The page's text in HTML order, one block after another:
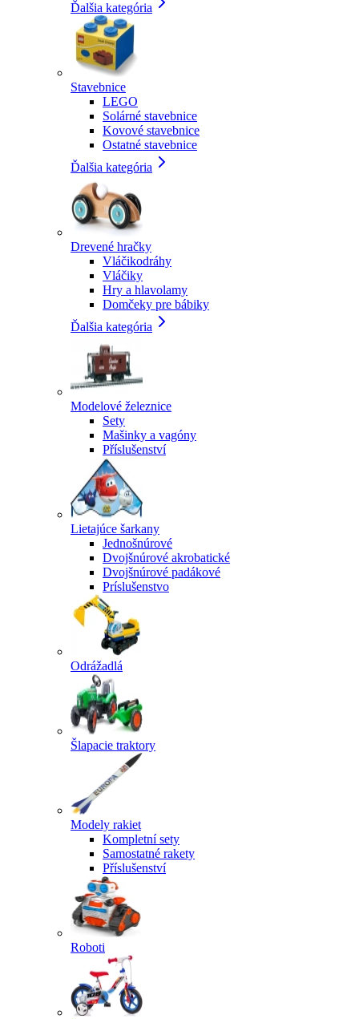
Ďalšia kategória
Stavebnice
LEGO
Solárné stavebnice
Kovové stavebnice
Ostatné stavebnice
Ďalšia kategória
Drevené hračky
Vláčikodráhy
Vláčiky
Hry a hlavolamy
Domčeky pre bábiky
Ďalšia kategória
Modelové železnice
Sety
Mašinky a vagóny
Příslušenství
Lietajúce šarkany
Jednošnúrové
Dvojšnúrové akrobatické
Dvojšnúrové padákové
Príslušenstvo
Odrážadlá
Šlapacie traktory
Modely rakiet
Kompletní sety
Samostatné rakety
Příslušenství
Roboti